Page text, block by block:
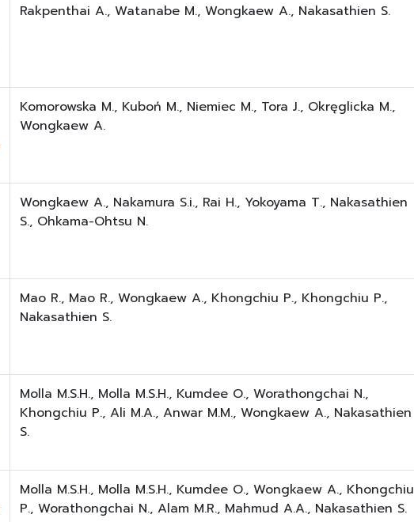
Rakpenthai A., Watanabe M., Wongkaew A., Nakasathien S.
Komorowska M., Kuboń M., Niemiec M., Tora J., Okręglicka M.,
Wongkaew A.
Wongkaew A., Nakamura S.i., Rai H., Yokoyama T., Nakasathien
S., Ohkama-Ohtsu N.
Mao R., Mao R., Wongkaew A., Khongchiu P., Khongchiu P.,
Nakasathien S.
Molla M.S.H., Molla M.S.H., Kumdee O., Worathongchai N.,
Khongchiu P., Ali M.A., Anwar M.M., Wongkaew A., Nakasathien
S.
Molla M.S.H., Molla M.S.H., Kumdee O., Wongkaew A., Khongchiu
P., Worathongchai N., Alam M.R., Mahmud A.A., Nakasathien S.